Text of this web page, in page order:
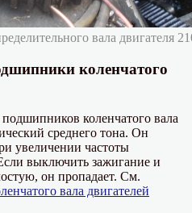
вала двигателя
коленчатого
коленчатого вала
среднего тона. Он
увеличении частоты
выключить зажигание и
он пропадает. См.
вала двигателей